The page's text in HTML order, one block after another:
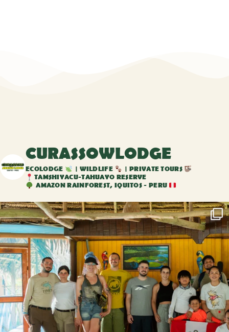
CURASSOWLODGE
ECOLODGE | WILDLIFE
| PRIVATE TOURS
TAMSHIYACU-TAHUAYO RESERVE
AMAZON RAINFOREST, IQUITOS - PERU